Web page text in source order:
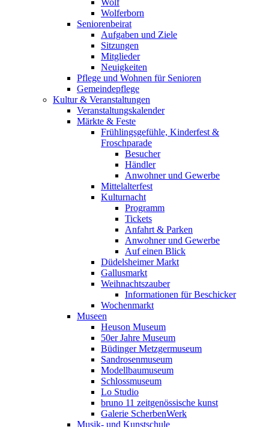
Wolf
Wolferborn
Seniorenbeirat
Aufgaben und Ziele
Sitzungen
Mitglieder
Neuigkeiten
Pflege und Wohnen für Senioren
Gemeindepflege
Kultur & Veranstaltungen
Veranstaltungskalender
Märkte & Feste
Frühlingsgefühle, Kinderfest &
Froschparade
Besucher
Händler
Anwohner und Gewerbe
Mittelalterfest
Kulturnacht
Programm
Tickets
Anfahrt & Parken
Anwohner und Gewerbe
Auf einen Blick
Düdelsheimer Markt
Gallusmarkt
Weihnachtszauber
Informationen für Beschicker
Wochenmarkt
Museen
Heuson Museum
50er Jahre Museum
Büdinger Metzgermuseum
Sandrosenmuseum
Modellbaumuseum
Schlossmuseum
Lo Studio
bruno 11 zeitgenössische kunst
Galerie ScherbenWerk
Musik- und Kunstschule